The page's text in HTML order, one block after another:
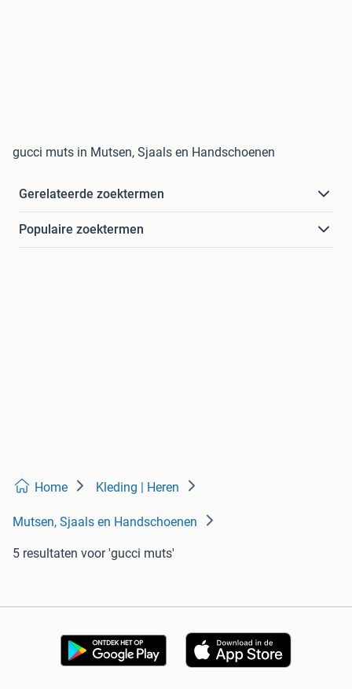
gucci muts in Mutsen, Sjaals en Handschoenen
Gerelateerde zoektermen
Populaire zoektermen
Home Kleding | Heren
Mutsen, Sjaals en Handschoenen
5 resultaten voor 'gucci muts'